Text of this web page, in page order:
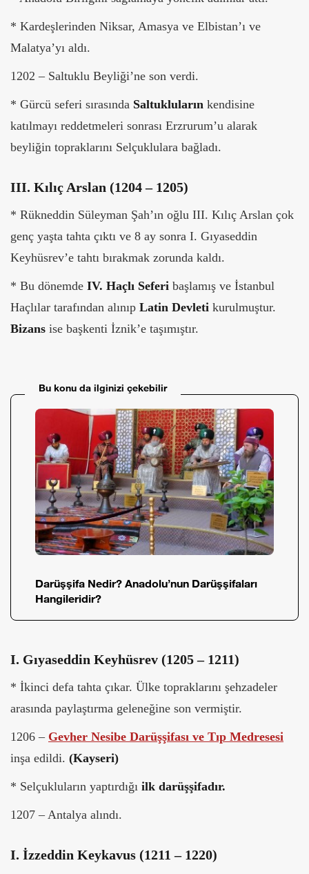
* Kardeşlerinden Niksar, Amasya ve Elbistan’ı ve
Malatya’yı aldı.
1202 – Saltuklu Beyliği’ne son verdi.
* Gürcü seferi sırasında Saltukluların kendisine
katılmayı reddetmeleri sonrası Erzrurum’u alarak
beyliğin topraklarını Selçuklulara bağladı.
III. Kılıç Arslan (1204 – 1205)
* Rükneddin Süleyman Şah’ın oğlu III. Kılıç Arslan çok
genç yaşta tahta çıktı ve 8 ay sonra I. Gıyaseddin
Keyhüsrev’e tahtı bırakmak zorunda kaldı.
* Bu dönemde IV. Haçlı Seferi başlamış ve İstanbul
Haçlılar tarafından alınıp Latin Devleti kurulmuştur.
Bizans ise başkenti İznik’e taşımıştır.
Bu konu da ilginizi çekebilir
Darüşşifa Nedir? Anadolu’nun Darüşşifaları
Hangileridir?
I. Gıyaseddin Keyhüsrev (1205 – 1211)
* İkinci defa tahta çıkar. Ülke topraklarını şehzadeler
arasında paylaştırma geleneğine son vermiştir.
1206 – Gevher Nesibe Darüşşifası ve Tıp Medresesi
inşa edildi. (Kayseri)
* Selçukluların yaptırdığı ilk darüşşifadır.
1207 – Antalya alındı.
I. İzzeddin Keykavus (1211 – 1220)